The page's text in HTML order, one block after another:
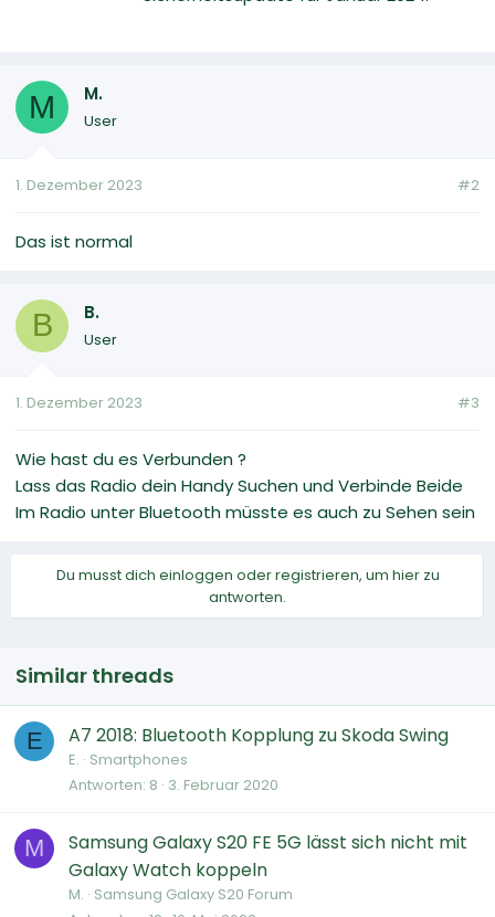
M M.
User
1. Dezember 2023 #2
Das ist normal
B B.
User
1. Dezember 2023 #3
Wie hast du es Verbunden ?
Lass das Radio dein Handy Suchen und Verbinde Beide
Im Radio unter Bluetooth müsste es auch zu Sehen sein
Du musst dich einloggen oder registrieren, um hier zu
antworten.
Similar threads
E A7 2018: Bluetooth Kopplung zu Skoda Swing
E. Smartphones
Antworten 8 3. Februar 2020
M
Samsung Galaxy S20 FE 5G lässt sich nicht mit
Galaxy Watch koppeln
M. Samsung Galaxy S20 Forum